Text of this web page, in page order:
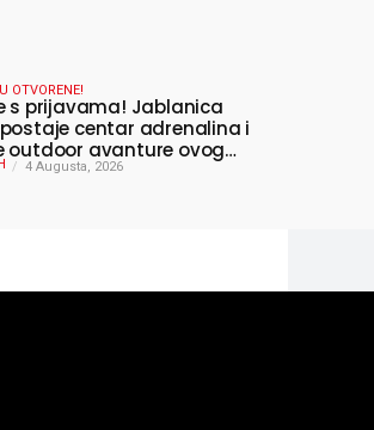
OTVORENE!
s prijavama! Jablanica
centar adrenalina i
outdoor avanture ovog
4 Augusta, 2026